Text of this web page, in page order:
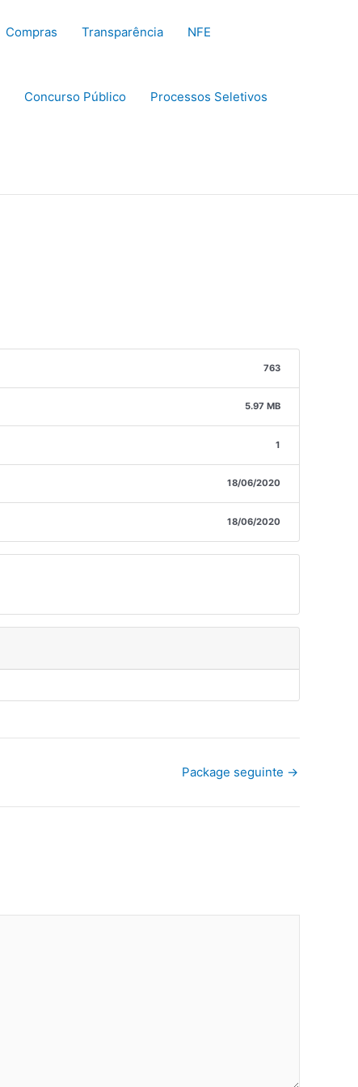
Compras Transparência NFE
Concurso Público Processos Seletivos
763
5.97 MB
1
18/06/2020
18/06/2020
Package seguinte →